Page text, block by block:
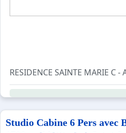
RESIDENCE SAINTE MARIE C -
2 pièces 4 couchages - 50 m2
Accès wifi gratuit
Studio Cabine 6 Pers avec